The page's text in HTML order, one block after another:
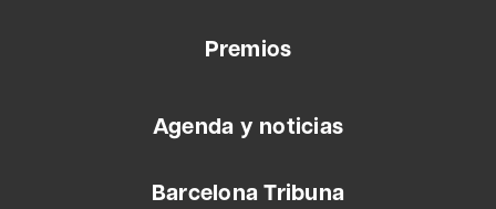
Premios
Agenda y noticias
Barcelona Tribuna